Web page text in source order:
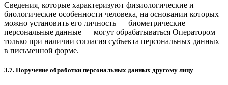
Сведения, которые характеризуют физиологические и
биологические особенности человека, на основании которых
можно установить его личность — биометрические
персональные данные — могут обрабатываться Оператором
только при наличии согласия субъекта персональных данных
в письменной форме.
3.7. Поручение обработки персональных данных другому лицу